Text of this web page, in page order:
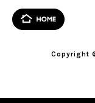
Copyright